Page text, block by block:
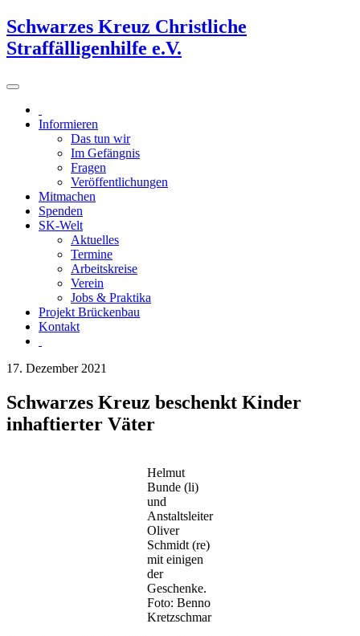
Schwarzes Kreuz Christliche
Straffälligenhilfe e.V.
Informieren
Das tun wir
Im Gefängnis
Fragen
Veröffentlichungen
Mitmachen
Spenden
SK-Welt
Aktuelles
Termine
Arbeitskreise
Verein
Jobs & Praktika
Projekt Brückenbau
Kontakt
17. Dezember 2021
Schwarzes Kreuz beschenkt Kinder
inhaftierter Väter
Helmut
Bunde (li)
und
Anstaltsleiter
Oliver
Schmidt (re)
mit einigen
der
Geschenke.
Foto: Benno
Kretzschmar